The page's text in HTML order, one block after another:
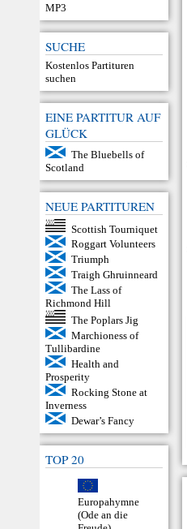
MP3
SUCHE
Kostenlos Partituren
suchen
EINE PARTITUR AUF
GLÜCK
The Bluebells of
Scotland
NEUE PARTITUREN
Scottish Tourniquet
Roggart Volunteers
Triumph
Traigh Ghruinneard
The Lass of
Richmond Hill
The Poplars Jig
Marchioness of
Tullibardine
Health and
Prosperity
Rocking Stone at
Inverness
Dewar’s Fancy
TOP 20
Europahymne
(Ode an die